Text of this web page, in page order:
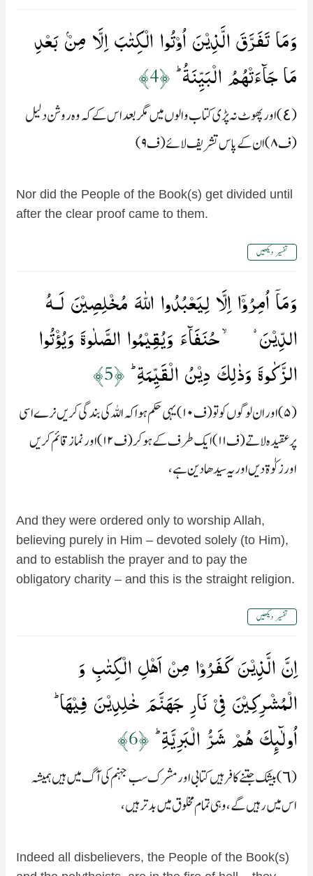
وَمَا تَفَرَّقَ الَّذِيۡنَ اُوۡتُوا الۡكِتٰبَ اِلَّا مِنۡۢ بَعۡدِ
مَا جَآءَتۡهُمُ الۡبَيِّنَةُ ؕ‏﴿4﴾
(٤) اور پھوٹ نہ پڑی کتاب والوں میں مگر بعد اس کے کہ وہ روشن دلیل
(ف۸) ان کے پاس تشریف لائے (ف۹)
Nor did the People of the Book(s) get divided until
after the clear proof came to them.
تفسیر دیکھیں
وَمَاۤ اُمِرُوۡۤا اِلَّا لِيَعۡبُدُوا اللّٰهَ مُخۡلِصِيۡنَ لَـهُ
الدِّيۡنَ ۙ حُنَفَآءَ وَيُقِيۡمُوا الصَّلٰوةَ وَيُؤۡتُوا
الزَّكٰوةَ​ وَذٰلِكَ دِيۡنُ الۡقَيِّمَةِ ؕ‏﴿5﴾
(۵) اور ان لوگوں کو تو (ف۱۰) یہی حکم ہوا کہ اللہ کی بندگی کریں نرے اسی
پر عقیدہ لاتے (ف۱۱) ایک طرف کے ہو کر (ف۱۲) اور نماز قائم کریں
اور زکوٰة دیں اور یہ سیدھا دین ہے،
And they were ordered only to worship Allah,
believing purely in Him – devoted solely (to Him),
and to establish the prayer and to pay the
obligatory charity – and this is the straight religion.
تفسیر دیکھیں
اِنَّ الَّذِيۡنَ كَفَرُوۡا مِنۡ اَهۡلِ الۡكِتٰبِ وَ
الۡمُشۡرِكِيۡنَ فِىۡ نَارِ جَهَنَّمَ خٰلِدِيۡنَ فِيۡهَا ​ؕ
اُولٰٓٮِٕكَ هُمۡ شَرُّ الۡبَرِيَّةِ ؕ‏﴿6﴾
(٦) بیشک جتنے کافر ہیں کتابی اور مشرک سب جہنم کی آگ میں ہیں ہمیشہ
اس میں رہیں گے، وہی تمام مخلوق میں بدتر ہیں،
Indeed all disbelievers, the People of the Book(s)